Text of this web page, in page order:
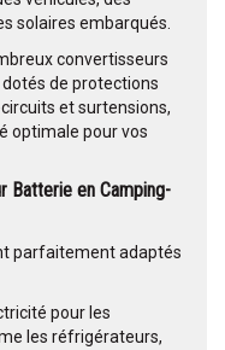
solaires embarqués.
convertisseurs
de protections
et surtensions,
optimale pour vos
Batterie en Camping-
parfaitement adaptés
pour les
les réfrigérateurs,